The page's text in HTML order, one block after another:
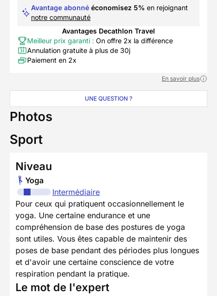
Avantage abonné économisez 5% en rejoignant
notre communauté
Avantages Decathlon Travel
Meilleur prix garanti : On offre 2x la différence
Annulation gratuite à plus de 30j
Paiement en 2x
En savoir plus
UNE QUESTION ?
Photos
Sport
Niveau
Yoga
Intermédiaire
Pour ceux qui pratiquent occasionnellement le
yoga. Une certaine endurance et une
compréhension de base des postures de yoga
sont utiles. Vous êtes capable de maintenir des
poses de base pendant des périodes plus longues
et d'avoir une certaine conscience de votre
respiration pendant la pratique.
Le mot de l'expert